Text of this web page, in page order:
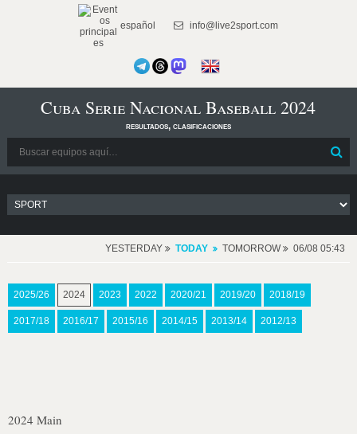
español info@live2sport.com
Cuba Serie Nacional Baseball 2024
resultados, clasificaciones
YESTERDAY TODAY TOMORROW 06/08 05:43
2025/26 2024 2023 2022 2020/21 2019/20 2018/19
2017/18 2016/17 2015/16 2014/15 2013/14 2012/13
2024 Main